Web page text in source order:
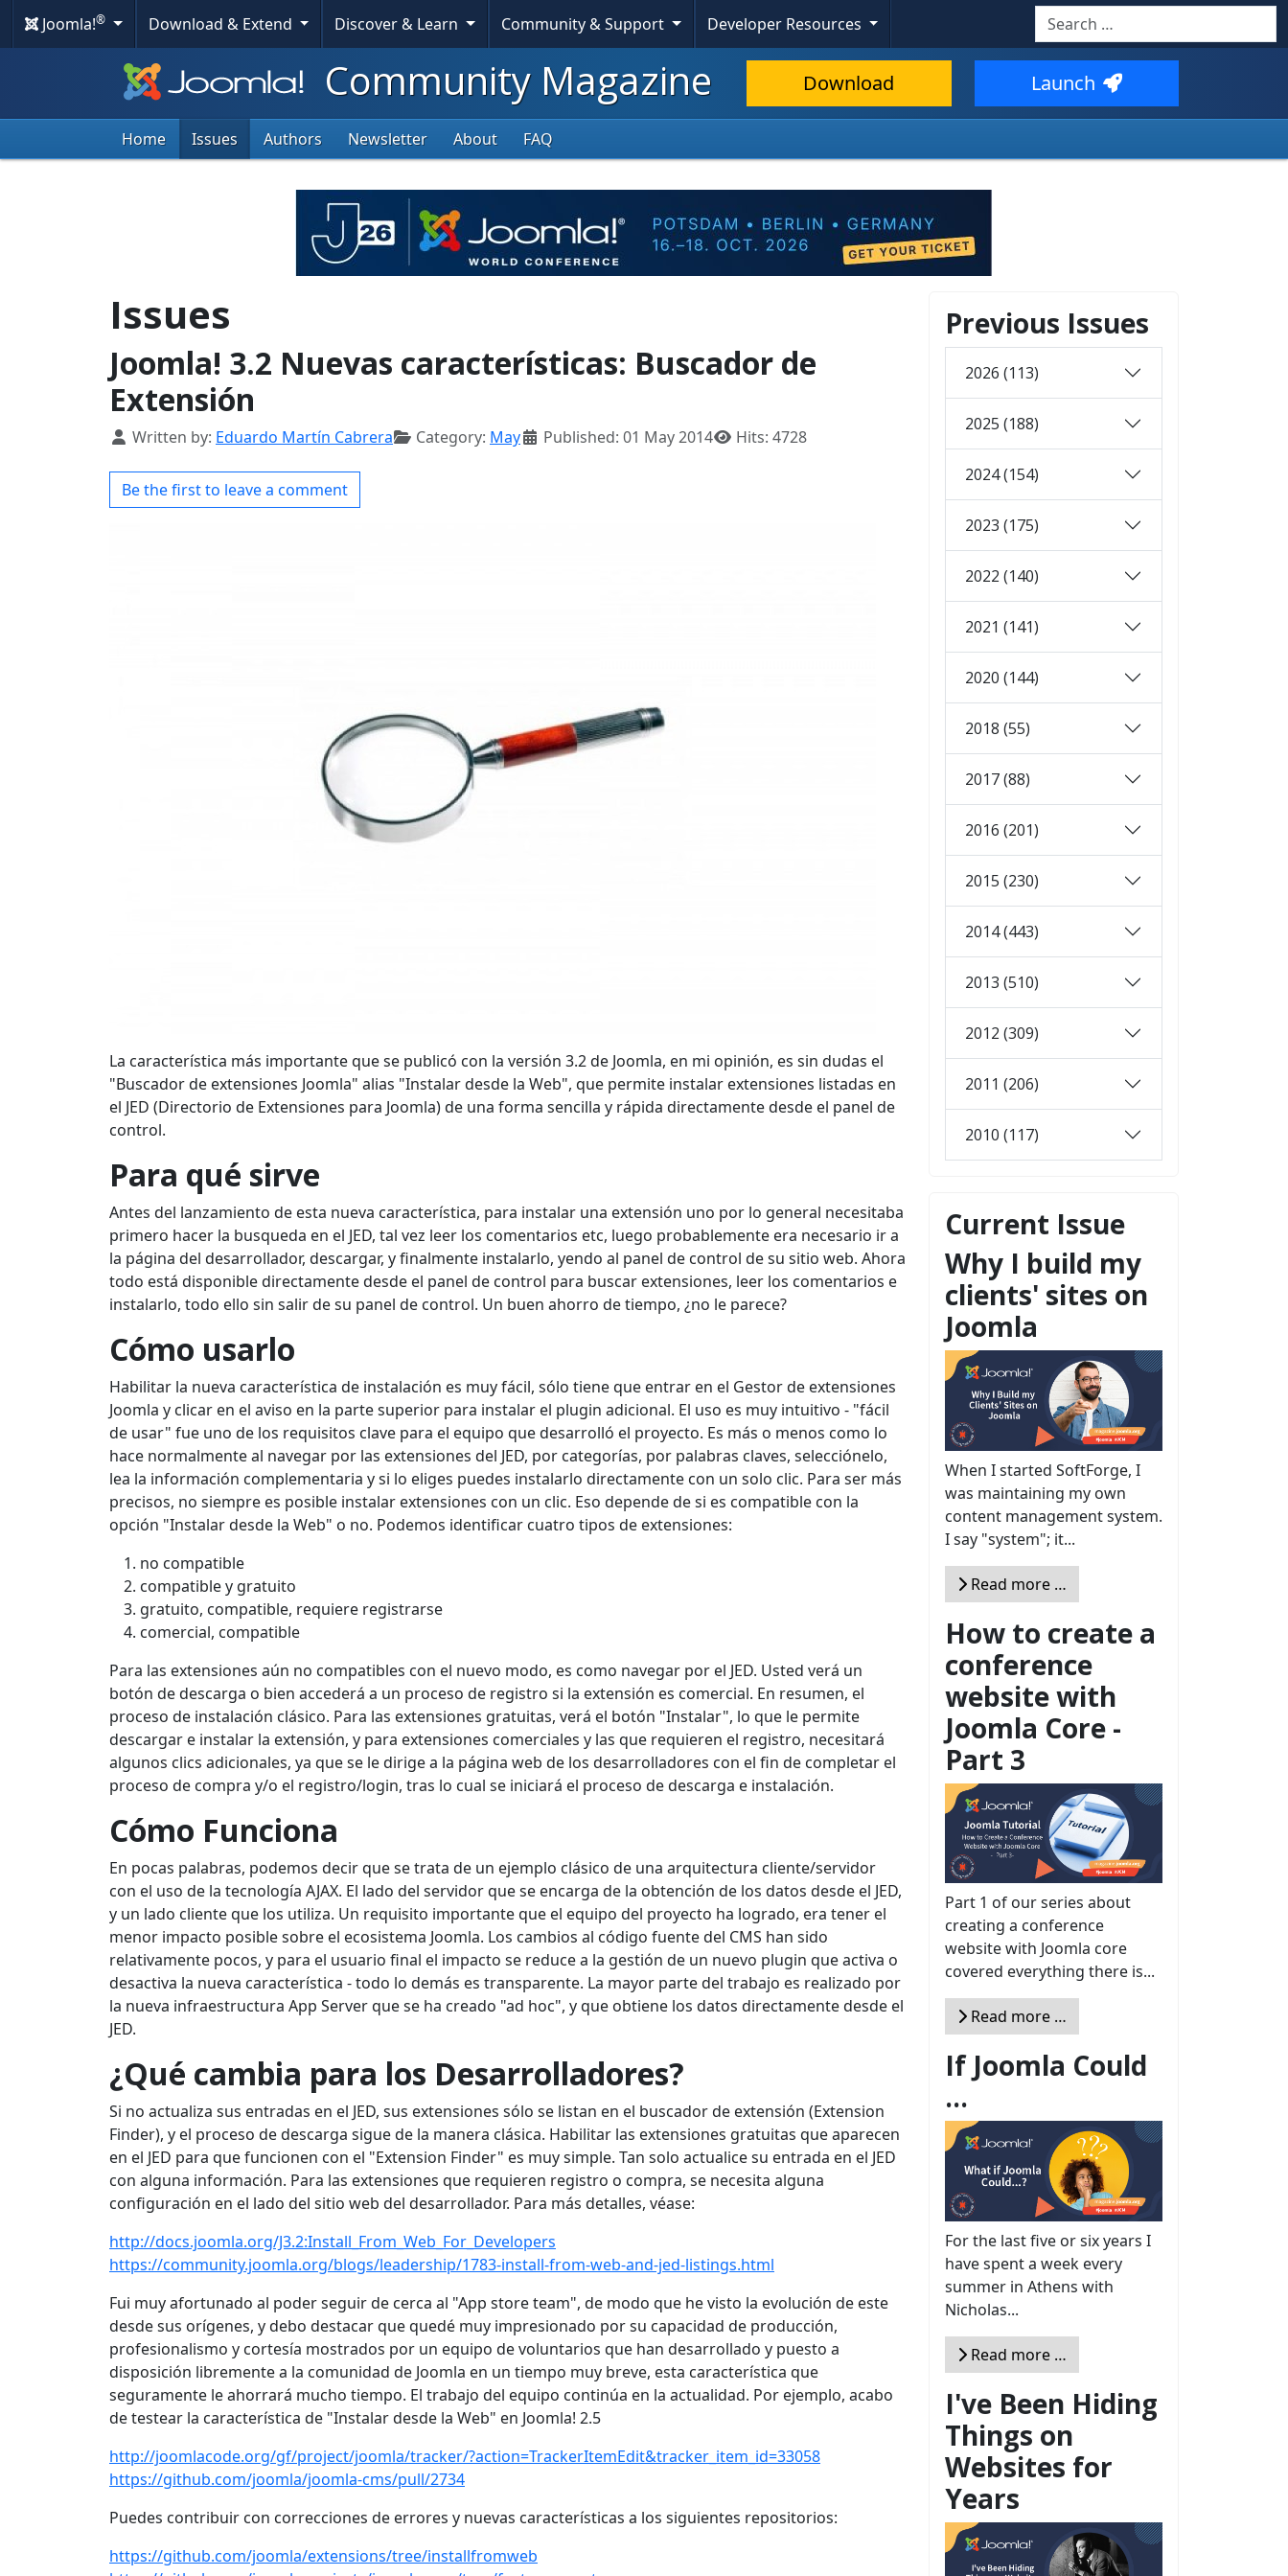
Joomla!® Download & Extend Discover & Learn Community & Support Developer Resources Search
Community Magazine Download Launch
Home Issues Authors Newsletter About FAQ
Issues
Joomla! 3.2 Nuevas características: Buscador de
Extensión
Details
Written by: Eduardo Martín Cabrera Category: May Published: 01 May 2014 Hits: 4728
Be the first to leave a comment
La característica más importante que se publicó con la versión 3.2 de Joomla, en mi opinión, es sin dudas el
"Buscador de extensiones Joomla" alias "Instalar desde la Web", que permite instalar extensiones listadas en
el JED (Directorio de Extensiones para Joomla) de una forma sencilla y rápida directamente desde el panel de
control.
Para qué sirve
Antes del lanzamiento de esta nueva característica, para instalar una extensión uno por lo general necesitaba
primero hacer la busqueda en el JED, tal vez leer los comentarios etc, luego probablemente era necesario ir a
la página del desarrollador, descargar, y finalmente instalarlo, yendo al panel de control de su sitio web. Ahora
todo está disponible directamente desde el panel de control para buscar extensiones, leer los comentarios e
instalarlo, todo ello sin salir de su panel de control. Un buen ahorro de tiempo, ¿no le parece?
Cómo usarlo
Habilitar la nueva característica de instalación es muy fácil, sólo tiene que entrar en el Gestor de extensiones
Joomla y clicar en el aviso en la parte superior para instalar el plugin adicional. El uso es muy intuitivo - "fácil
de usar" fue uno de los requisitos clave para el equipo que desarrolló el proyecto. Es más o menos como lo
hace normalmente al navegar por las extensiones del JED, por categorías, por palabras claves, selecciónelo,
lea la información complementaria y si lo eliges puedes instalarlo directamente con un solo clic. Para ser más
precisos, no siempre es posible instalar extensiones con un clic. Eso depende de si es compatible con la
opción "Instalar desde la Web" o no. Podemos identificar cuatro tipos de extensiones:
no compatible
compatible y gratuito
gratuito, compatible, requiere registrarse
comercial, compatible
Para las extensiones aún no compatibles con el nuevo modo, es como navegar por el JED. Usted verá un
botón de descarga o bien accederá a un proceso de registro si la extensión es comercial. En resumen, el
proceso de instalación clásico. Para las extensiones gratuitas, verá el botón "Instalar", lo que le permite
descargar e instalar la extensión, y para extensiones comerciales y las que requieren el registro, necesitará
algunos clics adicionales, ya que se le dirige a la página web de los desarrolladores con el fin de completar el
proceso de compra y/o el registro/login, tras lo cual se iniciará el proceso de descarga e instalación.
Cómo Funciona
En pocas palabras, podemos decir que se trata de un ejemplo clásico de una arquitectura cliente/servidor
con el uso de la tecnología AJAX. El lado del servidor que se encarga de la obtención de los datos desde el JED,
y un lado cliente que los utiliza. Un requisito importante que el equipo del proyecto ha logrado, era tener el
menor impacto posible sobre el ecosistema Joomla. Los cambios al código fuente del CMS han sido
relativamente pocos, y para el usuario final el impacto se reduce a la gestión de un nuevo plugin que activa o
desactiva la nueva característica - todo lo demás es transparente. La mayor parte del trabajo es realizado por
la nueva infraestructura App Server que se ha creado "ad hoc", y que obtiene los datos directamente desde el
JED.
¿Qué cambia para los Desarrolladores?
Si no actualiza sus entradas en el JED, sus extensiones sólo se listan en el buscador de extensión (Extension
Finder), y el proceso de descarga sigue de la manera clásica. Habilitar las extensiones gratuitas que aparecen
en el JED para que funcionen con el "Extension Finder" es muy simple. Tan solo actualice su entrada en el JED
con alguna información. Para las extensiones que requieren registro o compra, se necesita alguna
configuración en el lado del sitio web del desarrollador. Para más detalles, véase:
http://docs.joomla.org/J3.2:Install_From_Web_For_Developers
https://community.joomla.org/blogs/leadership/1783-install-from-web-and-jed-listings.html
Fui muy afortunado al poder seguir de cerca al "App store team", de modo que he visto la evolución de este
desde sus orígenes, y debo destacar que quedé muy impresionado por su capacidad de producción,
profesionalismo y cortesía mostrados por un equipo de voluntarios que han desarrollado y puesto a
disposición libremente a la comunidad de Joomla en un tiempo muy breve, esta característica que
seguramente le ahorrará mucho tiempo. El trabajo del equipo continúa en la actualidad. Por ejemplo, acabo
de testear la característica de "Instalar desde la Web" en Joomla! 2.5
http://joomlacode.org/gf/project/joomla/tracker/?action=TrackerItemEdit&tracker_item_id=33058
https://github.com/joomla/joomla-cms/pull/2734
Puedes contribuir con correcciones de errores y nuevas características a los siguientes repositorios:
https://github.com/joomla/extensions/tree/installfromweb
Previous Issues
2026 (113)
2025 (188)
2024 (154)
2023 (175)
2022 (140)
2021 (141)
2020 (144)
2018 (55)
2017 (88)
2016 (201)
2015 (230)
2014 (443)
2013 (510)
2012 (309)
2011 (206)
2010 (117)
Current Issue
Why I build my
clients' sites on
Joomla
When I started SoftForge, I
was maintaining my own
content management system.
I say "system"; it...
Read more …
How to create a
conference
website with
Joomla Core -
Part 3
Part 1 of our series about
creating a conference
website with Joomla core
covered everything there is...
Read more …
If Joomla Could
...
For the last five or six years I
have spent a week every
summer in Athens with
Nicholas...
Read more …
I've Been Hiding
Things on
Websites for
Years